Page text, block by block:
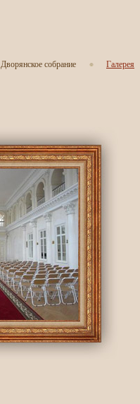
Дворянское собрание Галерея